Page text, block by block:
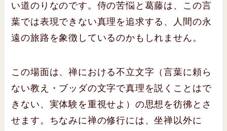
い道のりなのです。侍の苦悩と葛藤は、この言
葉では表現できない真理を追求する、人間の永
遠の旅路を象徴しているのかもしれません。
この場面は、禅における不立文字（言葉に頼ら
ない教え・ブッダの文字で真理を説くことはで
きない、実体験を重視せよ）の思想を彷彿とさ
せます。ちなみに禅の修行には、坐禅以外に